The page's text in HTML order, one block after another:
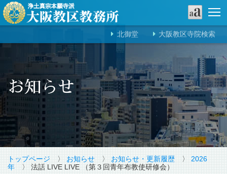
北御堂 大阪教区寺院検索
お知らせ
トップページ 〉 お知らせ 〉 お知らせ・更新履歴 〉 2026
年 〉 法話 LIVE LIVE （第３回青年布教使研修会）